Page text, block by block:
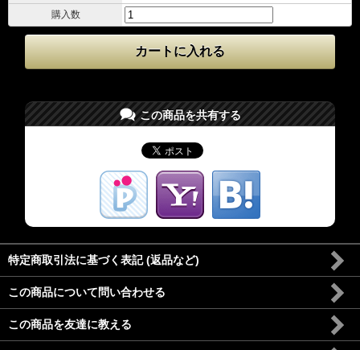
購入数
この商品を共有する
特定商取引法に基づく表記 (返品など)
この商品について問い合わせる
この商品を友達に教える